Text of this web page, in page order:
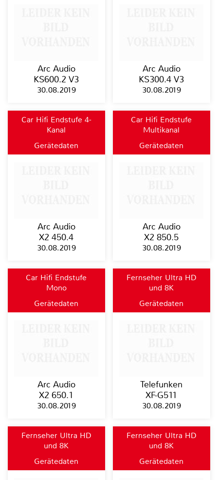
Arc Audio
KS600.2 V3
30.08.2019
Arc Audio
KS300.4 V3
30.08.2019
Car Hifi Endstufe 4-
Kanal
Gerätedaten
Arc Audio
X2 450.4
30.08.2019
Car Hifi Endstufe
Multikanal
Gerätedaten
Arc Audio
X2 850.5
30.08.2019
Car Hifi Endstufe
Mono
Gerätedaten
Arc Audio
X2 650.1
30.08.2019
Fernseher Ultra HD
und 8K
Gerätedaten
Telefunken
XF-G511
30.08.2019
Fernseher Ultra HD
und 8K
Gerätedaten
Fernseher Ultra HD
und 8K
Gerätedaten